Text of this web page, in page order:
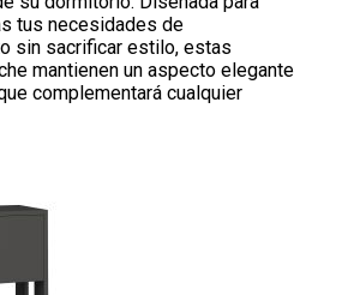
tus necesidades de
sin sacrificar estilo, estas
mantienen un aspecto elegante
complementará cualquier